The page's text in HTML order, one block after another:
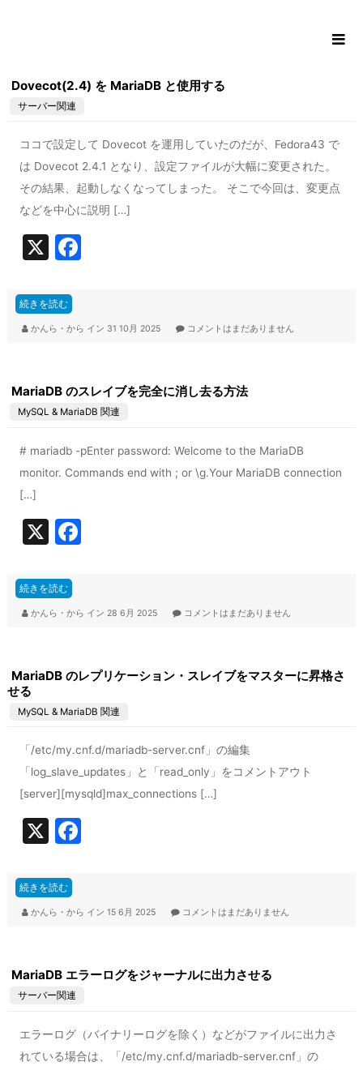
Dovecot(2.4) を MariaDB と使用する
サーバー関連
ココで設定して Dovecot を運用していたのだが、Fedora43 で
は Dovecot 2.4.1 となり、設定ファイルが大幅に変更された。
その結果、起動しなくなってしまった。 そこで今回は、変更点
などを中心に説明 […]
X F
e
o
続きを読む
かんら・から イン 31 10月 2025 コメントはまだありません
MariaDB のスレイブを完全に消し去る方法
MySQL & MariaDB 関連
# mariadb -pEnter password: Welcome to the MariaDB
monitor. Commands end with ; or \g.Your MariaDB connection
[…]
X F
e
o
k
続きを読む
かんら・から イン 28 6月 2025 コメントはまだありません
MariaDB のレプリケーション・スレイブをマスターに昇格さ
せる
MySQL & MariaDB 関連
「/etc/my.cnf.d/mariadb-server.cnf」の編集
「log_slave_updates」と「read_only」をコメントアウト
[server][mysqld]max_connections […]
X F
e
o
続きを読む
かんら・から イン 15 6月 2025 コメントはまだありません
MariaDB エラーログをジャーナルに出力させる
サーバー関連
エラーログ（バイナリーログを除く）などがファイルに出力さ
れている場合は、「/etc/my.cnf.d/mariadb-server.cnf」の